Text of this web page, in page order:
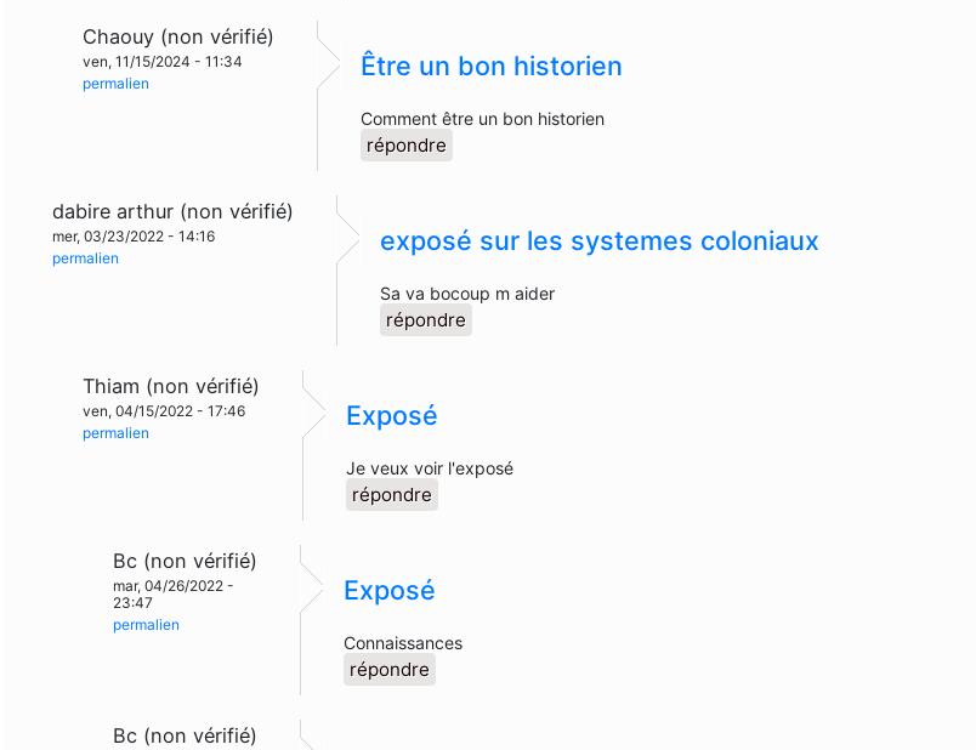
Chaouy (non vérifié)
ven, 11/15/2024 - 11:34
permalien
Être un bon historien
Comment être un bon historien
répondre
dabire arthur (non vérifié)
mer, 03/23/2022 - 14:16
permalien
exposé sur les systemes coloniaux
Sa va bocoup m aider
répondre
Thiam (non vérifié)
ven, 04/15/2022 - 17:46
permalien
Exposé
Je veux voir l'exposé
répondre
Bc (non vérifié)
mar, 04/26/2022 -
23:47
permalien
Exposé
Connaissances
répondre
Bc (non vérifié)